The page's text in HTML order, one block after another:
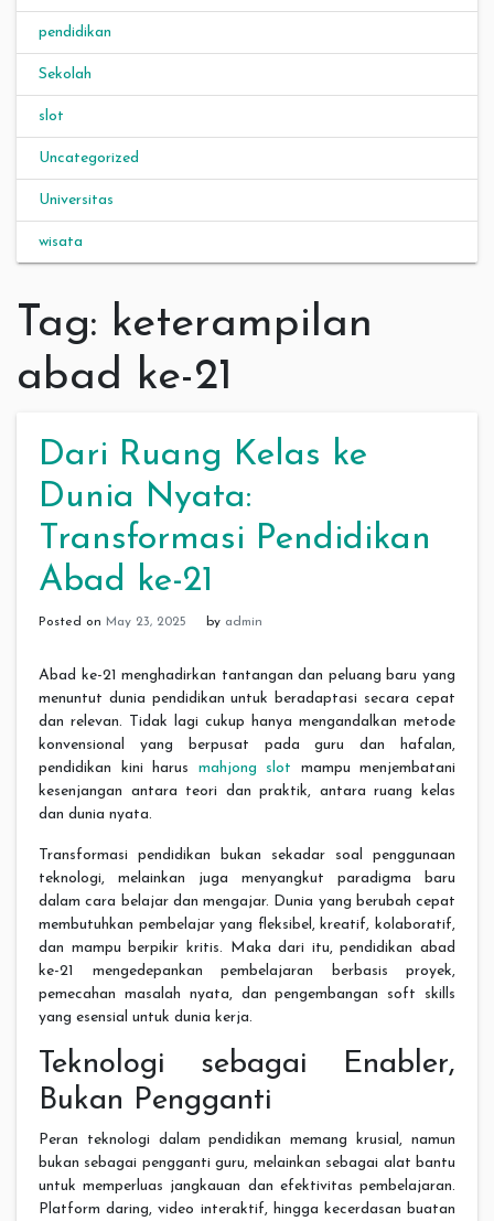
pendidikan
Sekolah
slot
Uncategorized
Universitas
wisata
Tag: keterampilan
abad ke-21
Dari Ruang Kelas ke
Dunia Nyata:
Transformasi Pendidikan
Abad ke-21
Posted on May 23, 2025 by admin
Abad ke-21 menghadirkan tantangan dan peluang baru yang
menuntut dunia pendidikan untuk beradaptasi secara cepat
dan relevan. Tidak lagi cukup hanya mengandalkan metode
konvensional yang berpusat pada guru dan hafalan,
pendidikan kini harus mahjong slot mampu menjembatani
kesenjangan antara teori dan praktik, antara ruang kelas
dan dunia nyata.
Transformasi pendidikan bukan sekadar soal penggunaan
teknologi, melainkan juga menyangkut paradigma baru
dalam cara belajar dan mengajar. Dunia yang berubah cepat
membutuhkan pembelajar yang fleksibel, kreatif, kolaboratif,
dan mampu berpikir kritis. Maka dari itu, pendidikan abad
ke-21 mengedepankan pembelajaran berbasis proyek,
pemecahan masalah nyata, dan pengembangan soft skills
yang esensial untuk dunia kerja.
Teknologi sebagai Enabler,
Bukan Pengganti
Peran teknologi dalam pendidikan memang krusial, namun
bukan sebagai pengganti guru, melainkan sebagai alat bantu
untuk memperluas jangkauan dan efektivitas pembelajaran.
Platform daring, video interaktif, hingga kecerdasan buatan